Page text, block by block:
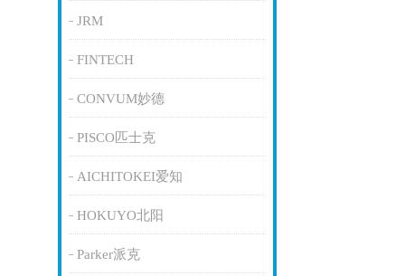
JRM
FINTECH
CONVUM妙德
PISCO匹士克
AICHITOKEI爱知
HOKUYO北阳
Parker派克